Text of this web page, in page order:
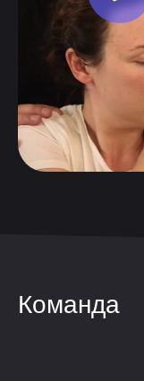
Команда